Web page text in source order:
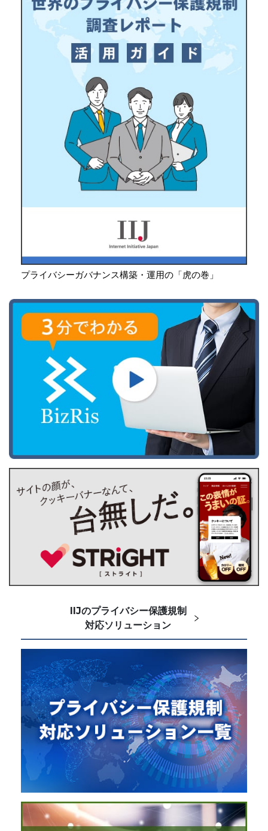
プライバシーガバナンス構築・運用の「虎の巻」
IIJのプライバシー保護規制
対応ソリューション